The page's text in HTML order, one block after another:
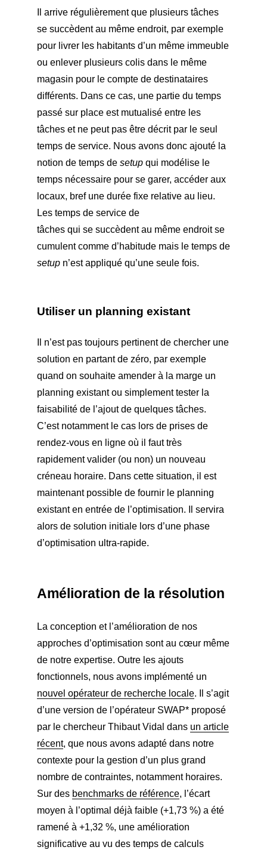
Il arrive régulièrement que plusieurs tâches
se succèdent au même endroit, par exemple
pour livrer les habitants d’un même immeuble
ou enlever plusieurs colis dans le même
magasin pour le compte de destinataires
différents. Dans ce cas, une partie du temps
passé sur place est mutualisé entre les
tâches et ne peut pas être décrit par le seul
temps de service. Nous avons donc ajouté la
notion de temps de setupqui modélise le
temps nécessaire pour se garer, accéder aux
locaux, bref une durée fixe relative au lieu.
Les temps de service de
tâches qui se succèdent au même endroit se
cumulent comme d’habitude mais le temps de
setupn’est appliqué qu’une seule fois.
Utiliser un planning existant
Il n’est pas toujours pertinent de chercher une
solution en partant de zéro, par exemple
quand on souhaite amender à la marge un
planning existant ou simplement tester la
faisabilité de l’ajout de quelques tâches.
C’est notamment le cas lors de prises de
rendez-vous en ligne où il faut très
rapidement valider (ou non) un nouveau
créneau horaire. Dans cette situation, il est
maintenant possible de fournir le planning
existant en entrée de l’optimisation. Il servira
alors de solution initiale lors d’une phase
d’optimisation ultra-rapide.
Amélioration de la résolution
La conception et l’amélioration de nos
approches d’optimisation sont au cœur même
de notre expertise. Outre les ajouts
fonctionnels, nous avons implémenté un
nouvel opérateur de recherche locale. Il s’agit
d’une version de l’opérateur SWAP* proposé
par le chercheur Thibaut Vidal dans un article
récent, que nous avons adapté dans notre
contexte pour la gestion d’un plus grand
nombre de contraintes, notamment horaires.
Sur des benchmarks de référence, l’écart
moyen à l’optimal déjà faible (+1,73 %) a été
ramené à +1,32 %, une amélioration
significative au vu des temps de calculs